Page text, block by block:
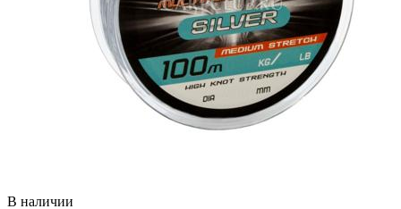
В наличии